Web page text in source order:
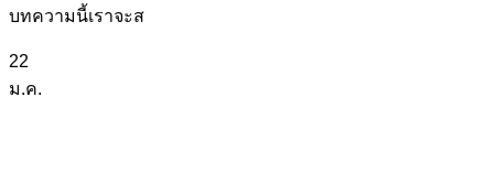
บทความนี้เราจะส
22
ม.ค.